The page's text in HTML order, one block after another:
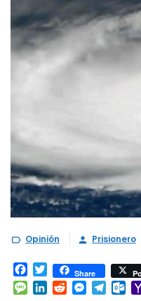
 Opinión  Prisionero
Facebook
TwitterShare
Message
LinkedInReddit